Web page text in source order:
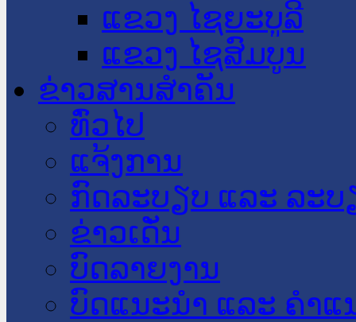
ແຂວງ ໄຊຍະບູລີ
ແຂວງ ໄຊສົມບູນ
ຂ່າວສານສໍາຄັນ
​ທົ່ວ​ໄປ
ແຈ້ງການ
ກົດລະບຽບ ແລະ ລະບ
ຂ່າວເດັ່ນ
ບົດລາຍງານ
ບົດແນະນໍາ ແລະ ຄໍາແ